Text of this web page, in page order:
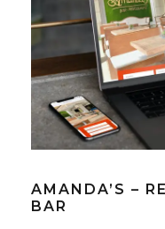
AMANDA’S –
BAR